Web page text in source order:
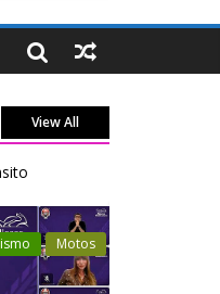
View All